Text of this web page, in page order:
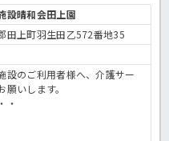
設晴和会田上園
田上町羽生田乙572番地35
設のご利用者様へ、介護サー
願いします。
・